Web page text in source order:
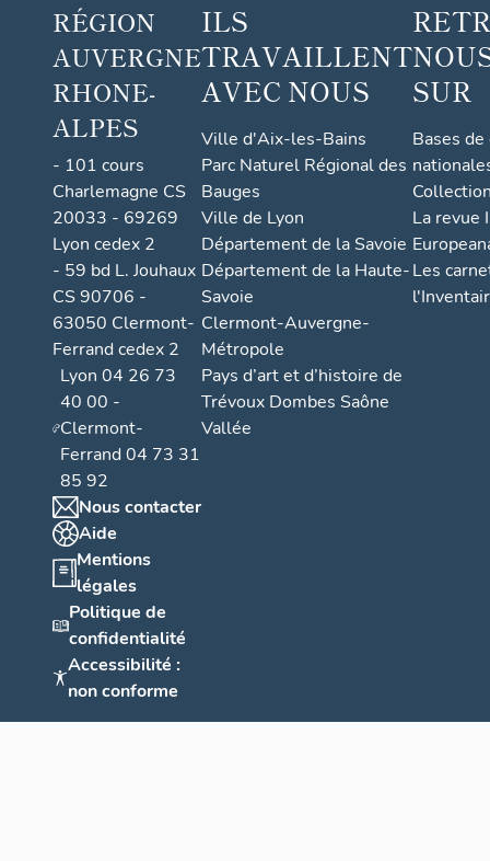
RÉGION
AUVERGNE
RHONE-
ALPES
- 101 cours
Charlemagne CS
20033 - 69269
Lyon cedex 2
- 59 bd L. Jouhaux
CS 90706 -
63050 Clermont-
Ferrand cedex 2
Lyon 04 26 73
40 00 -
Clermont-
Ferrand 04 73 31
85 92
Nous contacter
Aide
Mentions
légales
Politique de
confidentialité
Accessibilité :
non conforme
ILS
TRAVAILLENT
AVEC NOUS
Ville d'Aix-les-Bains
Parc Naturel Régional des
Bauges
Ville de Lyon
Département de la Savoie
Département de la Haute-
Savoie
Clermont-Auvergne-
Métropole
Pays d’art et d’histoire de
Trévoux Dombes Saône
Vallée
SUR
Bases
La revue
Les